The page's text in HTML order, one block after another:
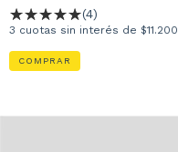
(4)
3 cuotas sin interés de $11.200
COMPRAR